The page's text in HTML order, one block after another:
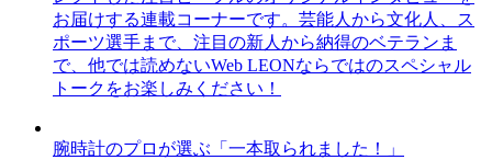
お届けする連載コーナーです。芸能人から文化人、ス
ポーツ選手まで、注目の新人から納得のベテランま
で、他では読めないWeb LEONならではのスペシャル
トークをお楽しみください！
腕時計のプロが選ぶ「一本取られました！」